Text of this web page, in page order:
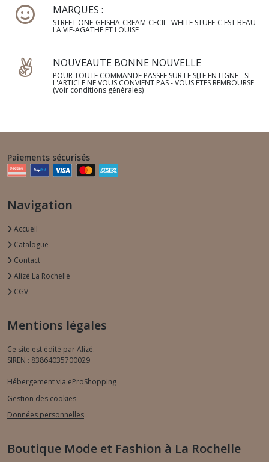
MARQUES :
STREET ONE-GEISHA-CREAM-CECIL- WHITE STUFF-C'EST BEAU
LA VIE-AGATHE ET LOUISE
NOUVEAUTE BONNE NOUVELLE
POUR TOUTE COMMANDE PASSEE SUR LE SITE EN LIGNE - SI
L'ARTICLE NE VOUS CONVIENT PAS - VOUS ÊTES REMBOURSE
(voir conditions générales)
Paiements sécurisés
Navigation
Accueil
Catalogue
Contact
Alizé La Rochelle
CGV
Mentions légales
Ce site est édité par Alizé.
SIREN : 83864035700029
Hébergement via eProShopping
Gestion des cookies
Données personnelles
Boutique Mode et Fashion à La Rochelle